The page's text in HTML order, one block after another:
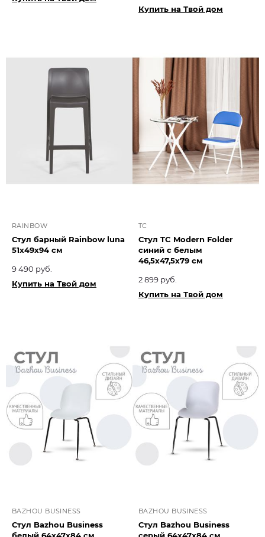
Купить на Твой дом
RAINBOW
Стул барный Rainbow luna
51х49х94 см
9 490 руб.
Купить на Твой дом
TC
Стул TC Modern Folder
синий с белым
46,5х47,5х79 см
2 899 руб.
Купить на Твой дом
BAZHOU BUSINESS
Стул Bazhou Business
BAZHOU BUSINESS
Стул Bazhou Business